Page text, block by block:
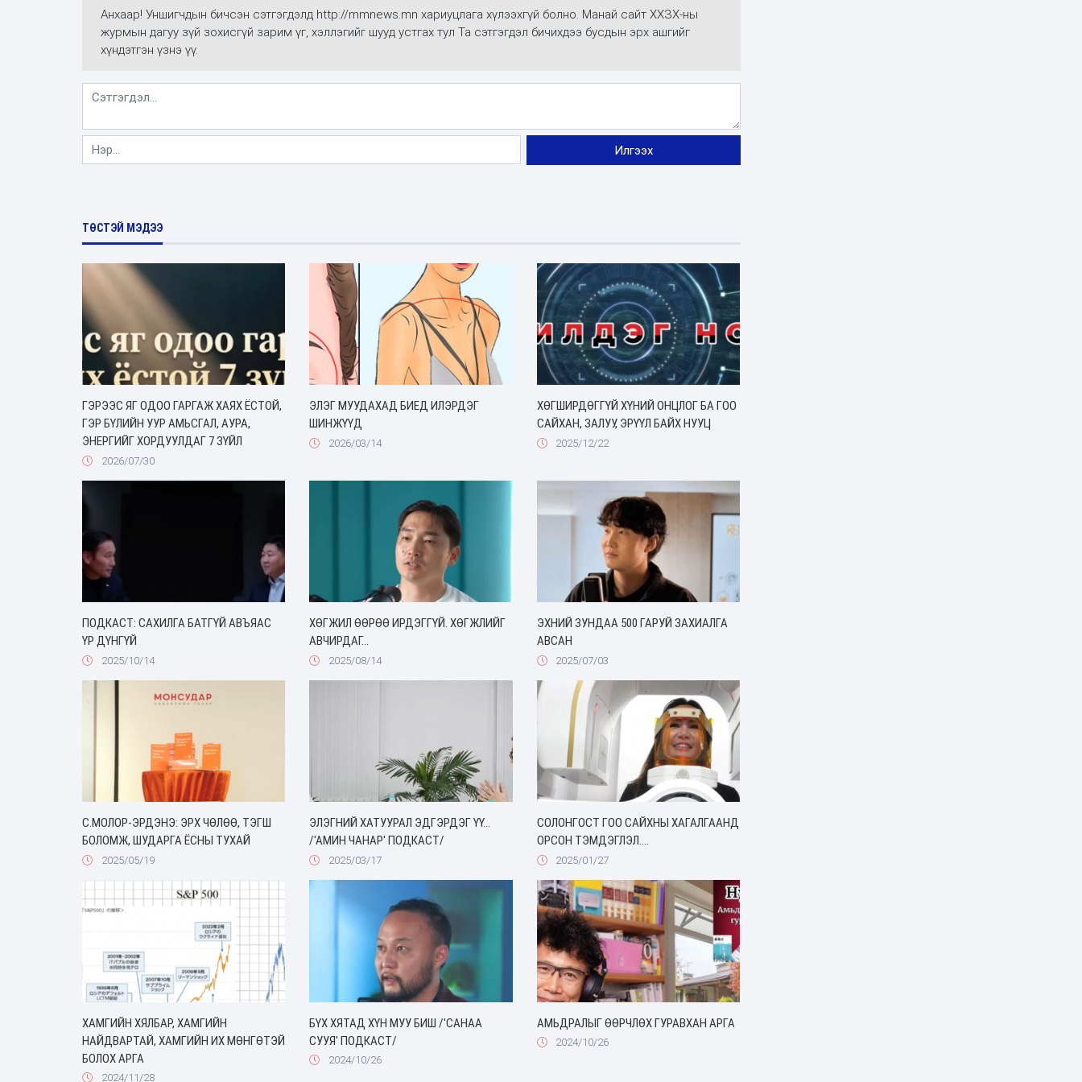
Анхаар! Уншигчдын бичсэн сэтгэгдэлд http://mmnews.mn хариуцлага хүлээхгүй болно. Манай сайт ХХЗХ-ны
журмын дагуу зүй зохисгүй зарим үг, хэллэгийг шууд устгах тул Та сэтгэгдэл бичихдээ бусдын эрх ашгийг
хүндэтгэн үзнэ үү.
ТӨСТЭЙ МЭДЭЭ
ГЭРЭЭС ЯГ ОДОО ГАРГАЖ ХАЯХ ЁСТОЙ,
ГЭР БҮЛИЙН УУР АМЬСГАЛ, АУРА,
ЭНЕРГИЙГ ХОРДУУЛДАГ 7 ЗҮЙЛ
2026/07/30
ЭЛЭГ МУУДАХАД БИЕД ИЛЭРДЭГ
ШИНЖҮҮД
2026/03/14
ХӨГШИРДӨГГҮЙ ХҮНИЙ ОНЦЛОГ БА ГОО
САЙХАН, ЗАЛУУ, ЭРҮҮЛ БАЙХ НУУЦ
2025/12/22
ПОДКАСТ: САХИЛГА БАТГҮЙ АВЪЯАС
ҮР ДҮНГҮЙ
2025/10/14
ХӨГЖИЛ ӨӨРӨӨ ИРДЭГГҮЙ. ХӨГЖЛИЙГ
АВЧИРДАГ...
2025/08/14
ЭХНИЙ ЗУНДАА 500 ГАРУЙ ЗАХИАЛГА
АВСАН
2025/07/03
C.МОЛОР-ЭРДЭНЭ: ЭРХ ЧӨЛӨӨ, ТЭГШ
БОЛОМЖ, ШУДАРГА ЁСНЫ ТУХАЙ
2025/05/19
ЭЛЭГНИЙ ХАТУУРАЛ ЭДГЭРДЭГ ҮҮ...
/'АМИН ЧАНАР' ПОДКАСТ/
2025/03/17
СОЛОНГОСТ ГОО САЙХНЫ ХАГАЛГААНД
ОРСОН ТЭМДЭГЛЭЛ....
2025/01/27
ХАМГИЙН ХЯЛБАР, ХАМГИЙН
НАЙДВАРТАЙ, ХАМГИЙН ИХ МӨНГӨТЭЙ
‎‎БОЛОХ АРГА
2024/11/28
БҮХ ХЯТАД ХҮН МУУ БИШ /'САНАА
СУУЯ' ПОДКАСТ/
2024/10/26
АМЬДРАЛЫГ ӨӨРЧЛӨХ ГУРАВХАН АРГА
2024/10/26